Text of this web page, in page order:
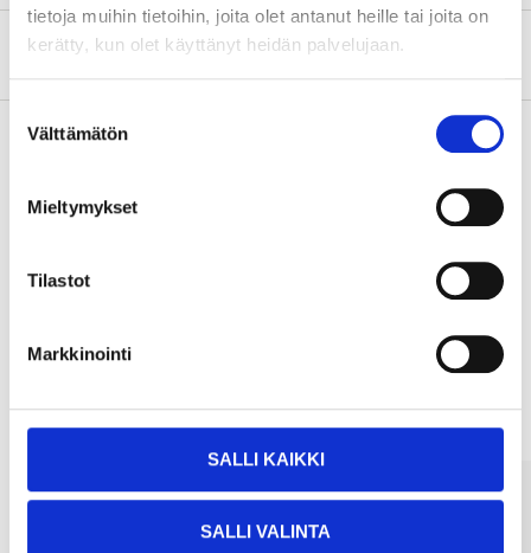
tietoja muihin tietoihin, joita olet antanut heille tai joita on
kerätty, kun olet käyttänyt heidän palvelujaan.
valinta
Välttämätön
Mieltymykset
Tilastot
Markkinointi
SALLI KAIKKI
SALLI VALINTA
Om tillverkaren
Andra kunder köpte också